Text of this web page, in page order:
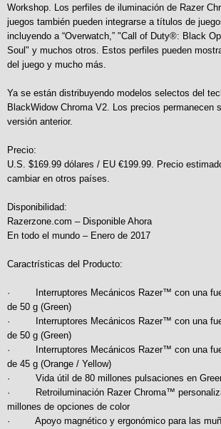
Workshop. Los perfiles de iluminación de Razer
juegos también pueden integrarse a títulos de
incluyendo a “Overwatch,” "Call of Duty®: Black
Soul" y muchos otros. Estos perfiles pueden
del juego y mucho más.
Ya se están distribuyendo modelos selectos del
BlackWidow Chroma V2. Los precios permanecen
versión anterior.
Precio:
U.S. $169.99 dólares / EU €199.99. Precio
cambiar en otros países.
Disponibilidad:
Razerzone.com – Disponible Ahora
En todo el mundo – Enero de 2017
Caractrísticas del Producto:
· Interruptores Mecánicos Razer™ con una
de 50 g (Green)
· Interruptores Mecánicos Razer™ con una
de 50 g (Green)
· Interruptores Mecánicos Razer™ con una
de 45 g (Orange / Yellow)
· Vida útil de 80 millones pulsaciones en
· Retroiluminación Razer Chroma™
millones de opciones de color
· Apoyo magnético y ergonómico para las